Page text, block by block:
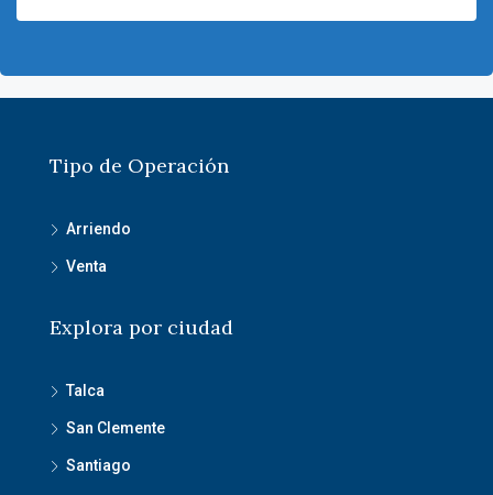
Tipo de Operación
Arriendo
Venta
Explora por ciudad
Talca
San Clemente
Santiago